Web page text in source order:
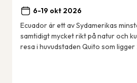
6-19 okt 2026
Ecuador är ett av Sydamerikas
samtidigt mycket rikt på natur och
resa i huvudstaden Quito som